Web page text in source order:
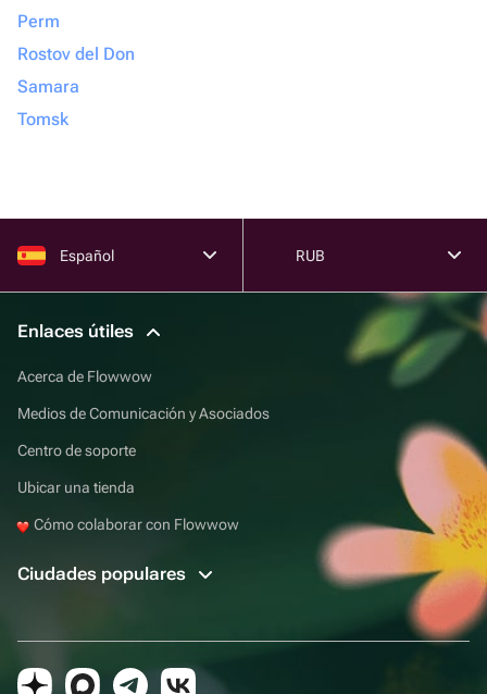
Perm
Rostov del Don
Samara
Tomsk
Español RUB
Enlaces útiles
Acerca de Flowwow
Medios de Comunicación y Asociados
Centro de soporte
Ubicar una tienda
Cómo colaborar con Flowwow
Ciudades populares